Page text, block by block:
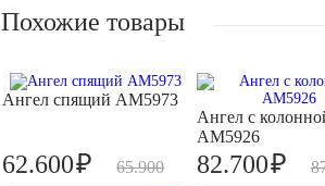
Похожие товары
Ангел спящий AM5973
65.900
62.600₽
Ангел с
AM5926
82.700₽